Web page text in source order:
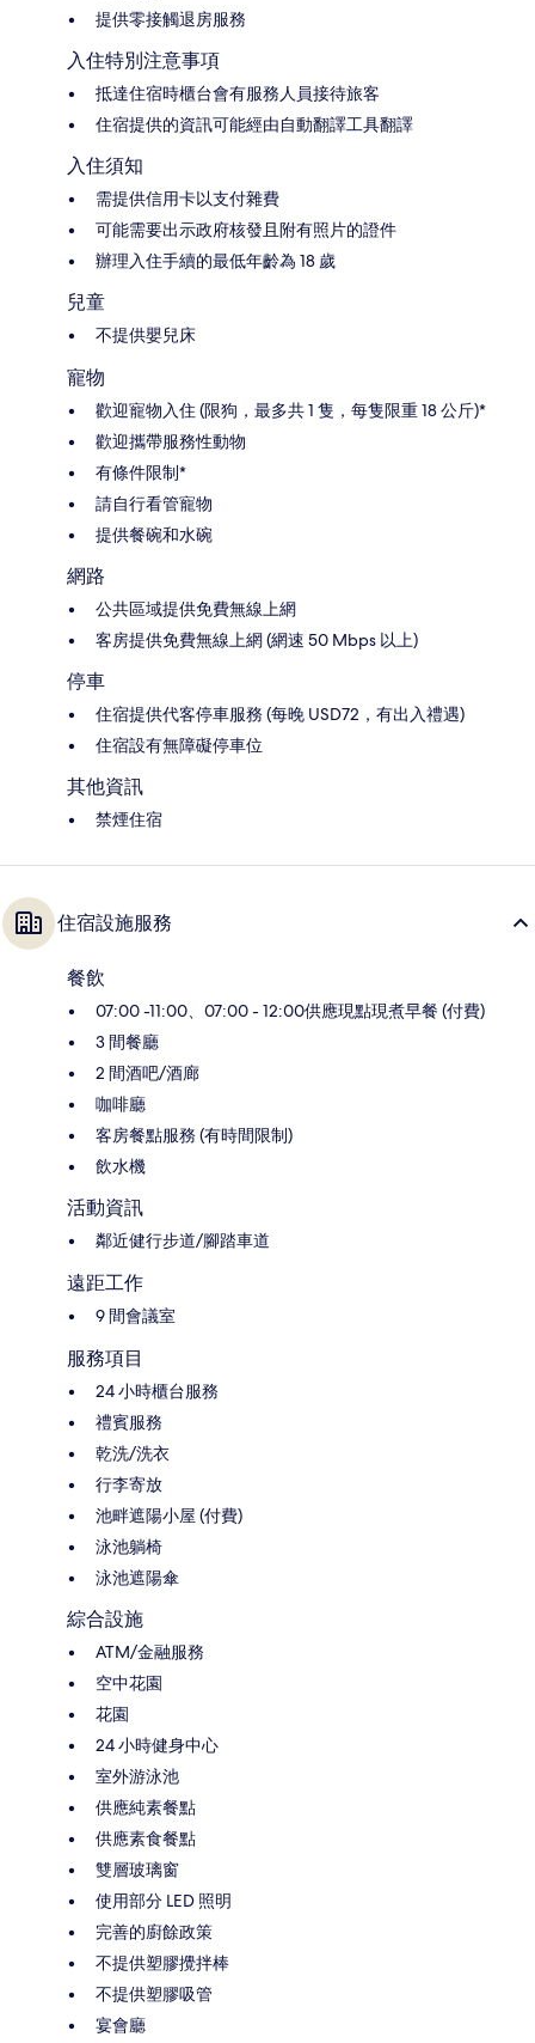
提供零接觸退房服務
入住特別注意事項
抵達住宿時櫃台會有服務人員接待旅客
住宿提供的資訊可能經由自動翻譯工具翻譯
入住須知
需提供信用卡以支付雜費
可能需要出示政府核發且附有照片的證件
辦理入住手續的最低年齡為 18 歲
兒童
不提供嬰兒床
寵物
歡迎寵物入住 (限狗，最多共 1 隻，每隻限重 18 公斤)*
歡迎攜帶服務性動物
有條件限制*
請自行看管寵物
提供餐碗和水碗
網路
公共區域提供免費無線上網
客房提供免費無線上網 (網速 50 Mbps 以上)
停車
住宿提供代客停車服務 (每晚 USD72，有出入禮遇)
住宿設有無障礙停車位
其他資訊
禁煙住宿
住宿設施服務
餐飲
07:00 -11:00、07:00 - 12:00供應現點現煮早餐 (付費)
3 間餐廳
2 間酒吧/酒廊
咖啡廳
客房餐點服務 (有時間限制)
飲水機
活動資訊
鄰近健行步道/腳踏車道
遠距工作
9 間會議室
服務項目
24 小時櫃台服務
禮賓服務
乾洗/洗衣
行李寄放
池畔遮陽小屋 (付費)
泳池躺椅
泳池遮陽傘
綜合設施
ATM/金融服務
空中花園
花園
24 小時健身中心
室外游泳池
供應純素餐點
供應素食餐點
雙層玻璃窗
使用部分 LED 照明
完善的廚餘政策
不提供塑膠攪拌棒
不提供塑膠吸管
宴會廳